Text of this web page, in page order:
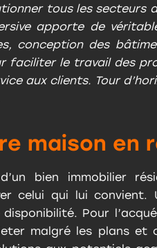
tous les secteurs
apporte de
conception des
faciliter le travail des
aux clients. Tour
maison en
d’un bien immobilier
celui qui lui convient.
Pour
malgré les plans et